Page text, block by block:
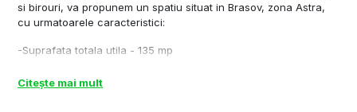
si birouri, va propunem un spatiu situat in Brasov, zona Astra,
cu urmatoarele caracteristici:
-Suprafata totala utila - 135 mp
-Acces transport in comun - 100 m distanta fata de imobil
Citește mai mult